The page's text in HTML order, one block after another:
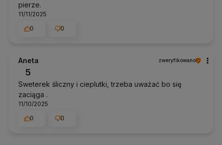
pierze.
11/11/2025
0
0
Aneta zweryfikowano
5
Sweterek śliczny i cieplutki, trzeba uważać bo się
zaciąga .
11/10/2025
0
0